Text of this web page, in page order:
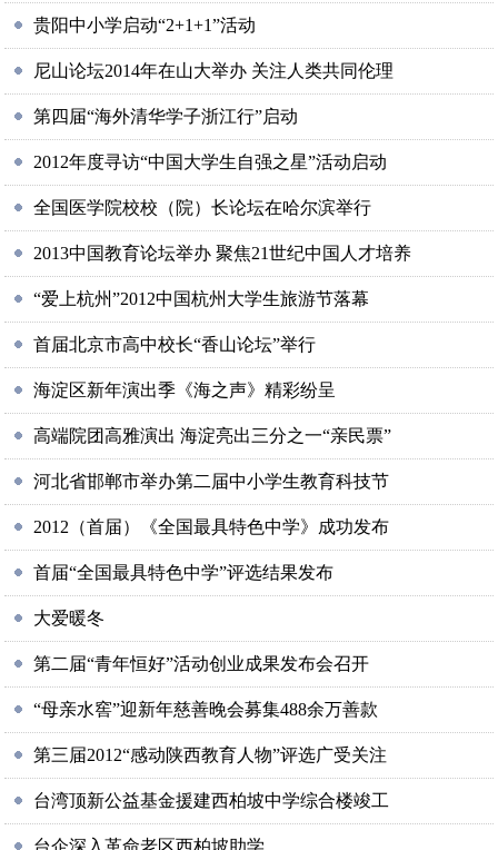
贵阳中小学启动“2+1+1”活动
尼山论坛2014年在山大举办 关注人类共同伦理
第四届“海外清华学子浙江行”启动
2012年度寻访“中国大学生自强之星”活动启动
全国医学院校校（院）长论坛在哈尔滨举行
2013中国教育论坛举办 聚焦21世纪中国人才培养
“爱上杭州”2012中国杭州大学生旅游节落幕
首届北京市高中校长“香山论坛”举行
海淀区新年演出季《海之声》精彩纷呈
高端院团高雅演出 海淀亮出三分之一“亲民票”
河北省邯郸市举办第二届中小学生教育科技节
2012（首届）《全国最具特色中学》成功发布
首届“全国最具特色中学”评选结果发布
大爱暖冬
第二届“青年恒好”活动创业成果发布会召开
“母亲水窖”迎新年慈善晚会募集488余万善款
第三届2012“感动陕西教育人物”评选广受关注
台湾顶新公益基金援建西柏坡中学综合楼竣工
台企深入革命老区西柏坡助学